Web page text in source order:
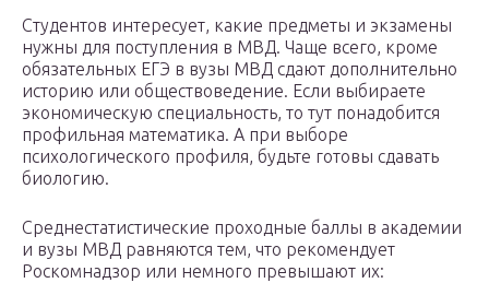
Студентов интересует, какие предметы и экзамены
нужны для поступления в МВД. Чаще всего, кроме
обязательных ЕГЭ в вузы МВД сдают дополнительно
историю или обществоведение. Если выбираете
экономическую специальность, то тут понадобится
профильная математика. А при выборе
психологического профиля, будьте готовы сдавать
биологию.
Среднестатистические проходные баллы в академии
и вузы МВД равняются тем, что рекомендует
Роскомнадзор или немного превышают их: